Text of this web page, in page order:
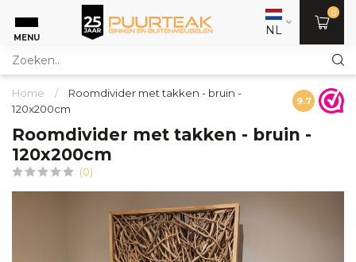
MENU NL
0
Home /
Roomdivider met takken - bruin -
120x200cm
9.7
Roomdivider met takken - bruin -
120x200cm
(0)